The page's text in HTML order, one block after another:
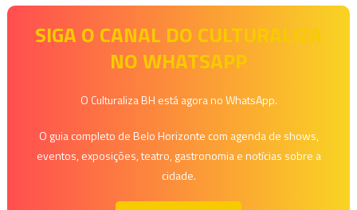
SIGA O CANAL DO CULTURALIZA
NO WHATSAPP
O Culturaliza BH está agora no WhatsApp.
O guia completo de Belo Horizonte com agenda de shows,
eventos, exposições, teatro, gastronomia e notícias sobre a
cidade.